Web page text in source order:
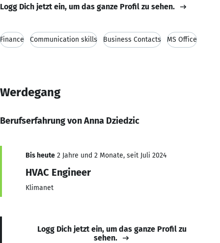
Logg Dich jetzt ein, um das ganze Profil zu sehen.
Finance Communication skills Business Contacts MS Office
Werdegang
Berufserfahrung von Anna Dziedzic
Bis heute 2 Jahre und 2 Monate, seit Juli 2024
HVAC Engineer
Klimanet
Logg Dich jetzt ein, um das ganze Profil zu
sehen.